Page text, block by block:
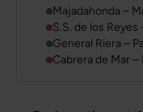
Majadahonda –
S.S. de los Reyes
General Riera –
Cabrera de Mar –